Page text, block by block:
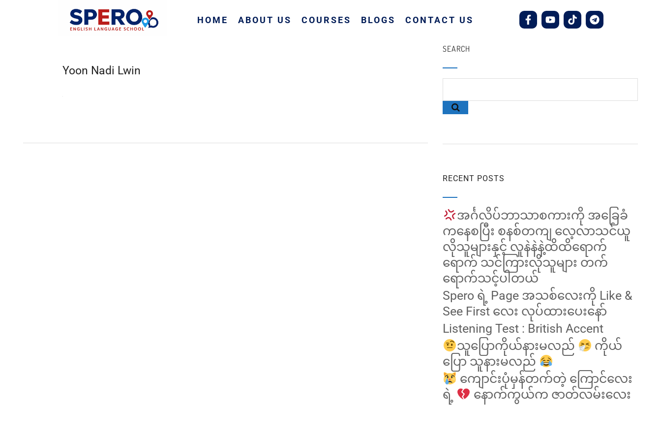
HOME ABOUT US COURSES BLOGS CONTACT US
Yoon Nadi Lwin
SEARCH
RECENT POSTS
အင်္ဂလိပ်ဘာသာစကားကို အခြေခံ
ကနေစပြီး စနစ်တကျ လေ့လာသင်ယူ
လိုသူများနှင့် လူနဲနဲနဲ့ထိထိရောက်
ရောက် သင်ကြားလိုသူများ တက်
ရောက်သင့်ပါတယ်
Spero ရဲ့ Page အသစ်လေးကို Like &
See First လေး လုပ်ထားပေးနော်
Listening Test : British Accent
သူပြောကိုယ်နားမလည်
ကိုယ်
ပြော သူနားမလည်
ကျောင်းပုံမှန်တက်တဲ့ ကြောင်လေး
ရဲ့
နောက်ကွယ်က ဇာတ်လမ်းလေး